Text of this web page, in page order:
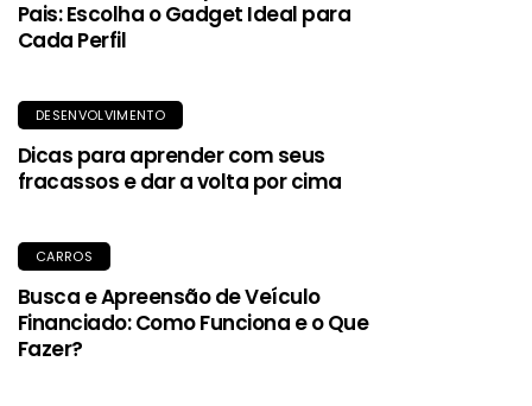
Pais: Escolha o Gadget Ideal para
Cada Perfil
DESENVOLVIMENTO
Dicas para aprender com seus
fracassos e dar a volta por cima
CARROS
Busca e Apreensão de Veículo
Financiado: Como Funciona e o Que
Fazer?